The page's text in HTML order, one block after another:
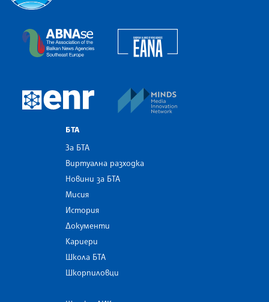
The Assocoation of the Balkan News Agencies
European Newsroom
БТА
За БТА
Виртуална разходка
Новини за БТА
Мисия
История
Документи
Кариери
Школа БТА
Шкорпиловци